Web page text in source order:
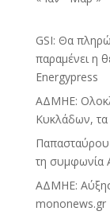
GSI: Θα
παραμένει η
Energypress
ΑΔΜΗΕ:
Κυκλάδων,
Παπασταύρου
τη συμφωνία
ΑΔΜΗΕ:
mononews.gr